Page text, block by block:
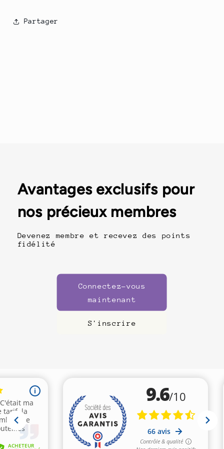
Partager
Avantages exclusifs pour
nos précieux membres
Devenez membre et recevez des points
fidélité
Connectez-vous
maintenant
S'inscrire